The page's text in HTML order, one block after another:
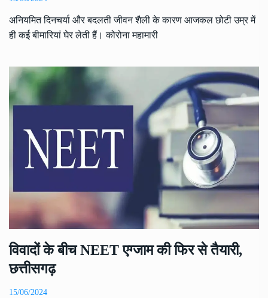
अनियमित दिनचर्या और बदलती जीवन शैली के कारण आजकल छोटी उम्र में
ही कई बीमारियां घेर लेती हैं। कोरोना महामारी
विवादों के बीच NEET एग्जाम की फिर से तैयारी,
छत्तीसगढ़
15/06/2024